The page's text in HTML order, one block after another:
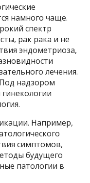
намного чаще.
спектр
рак рака и не
эндометриоза,
лечения.
надзором
Например,
симптомов,
будущего
патологии в